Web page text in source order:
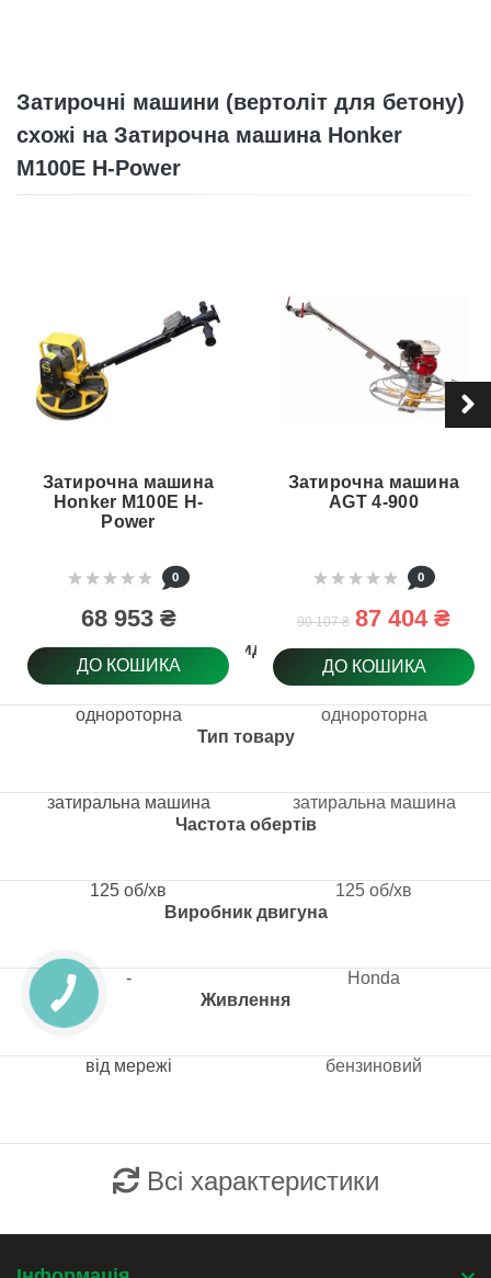
Затирочні машини (вертоліт для бетону)
схожі на Затирочна машина Honker
M100E H-Power
Вид
Тип товару
Частота обертів
Виробник двигуна
Живлення
Затирочна машина
Honker M100E H-
Power
0
68 953 ₴
ДО КОШИКА
однороторна
затиральна машина
125 об/хв
-
від мережі
Затирочна машина
AGT 4-900
0
90 107 ₴ 87 404 ₴
ДО КОШИКА
однороторна
затиральна машина
125 об/хв
Honda
бензиновий
Всі характеристики